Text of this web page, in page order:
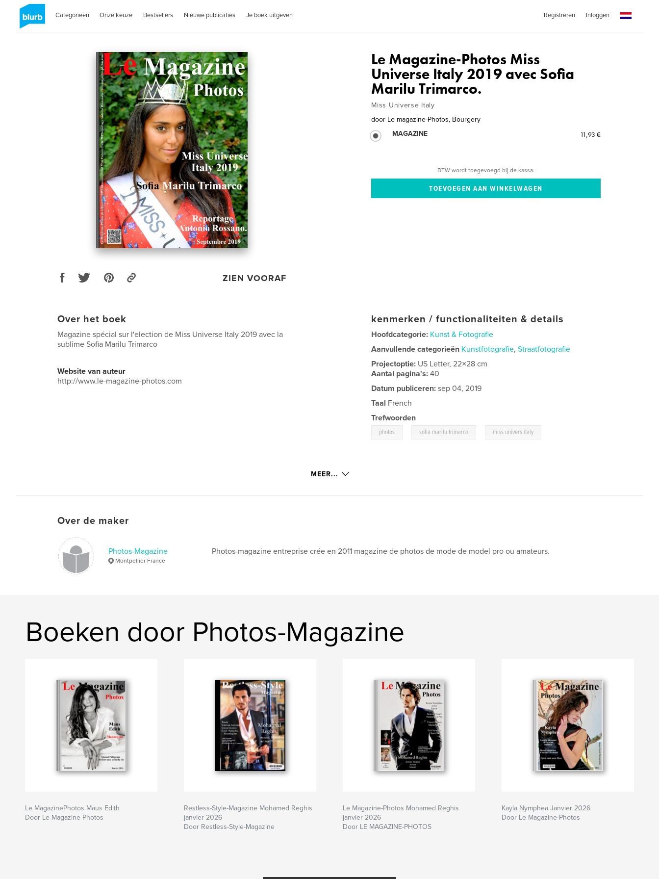
Categorieën Onze keuze Bestsellers Nieuwe publicaties Je boek uitgeven Registreren Inloggen
ZIEN VOORAF
Le Magazine-Photos Miss
Universe Italy 2019 avec Sofia
Marilu Trimarco.
Miss Universe Italy
door Le magazine-Photos, Bourgery
MAGAZINE
11,93 €
BTW wordt toegevoegd bij de kassa.
Over het boek
Magazine spécial sur l'election de Miss Universe Italy 2019 avec la
sublime Sofia Marilu Trimarco
Website van auteur
http://www.le-magazine-photos.com
kenmerken / functionaliteiten & details
Hoofdcategorie: Kunst & Fotografie
Aanvullende categorieën Kunstfotografie,Straatfotografie
Projectoptie: US Letter, 22×28 cm
Aantal pagina's:40
Datum publiceren: sep 04, 2019
Taal French
Trefwoorden
photos sofia marilu trimarco miss univers italy
MEER...
Over de maker
Photos-Magazine
Montpellier France
Photos-magazine entreprise crée en 2011 magazine de photos de mode de model pro ou amateurs.
Boeken door Photos-Magazine
Le MagazinePhotos Maus Edith
Door Le Magazine Photos
Restless-Style-Magazine Mohamed Reghis
janvier 2026
Door Restless-Style-Magazine
Le Magazine-Photos Mohamed Reghis
janvier 2026
Door LE MAGAZINE-PHOTOS
Kayla Nymphea Janvier 2026
Door Le Magazine-Photos